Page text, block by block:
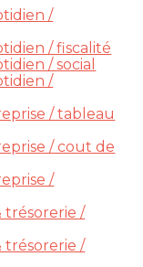
/
/ fiscalité
/ social
/
/ tableau
/ cout de
/
trésorerie /
trésorerie /